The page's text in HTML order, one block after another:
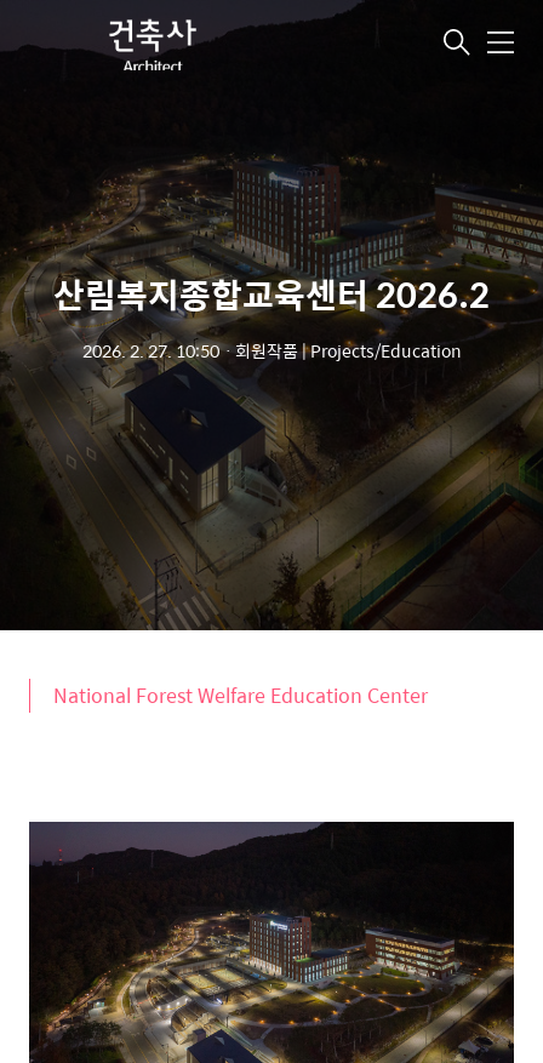
메
산림복지종합교육센터 2026.2
2026. 2. 27. 10:50ㆍ회원작품 | Projects/Education
National Forest Welfare Education Center